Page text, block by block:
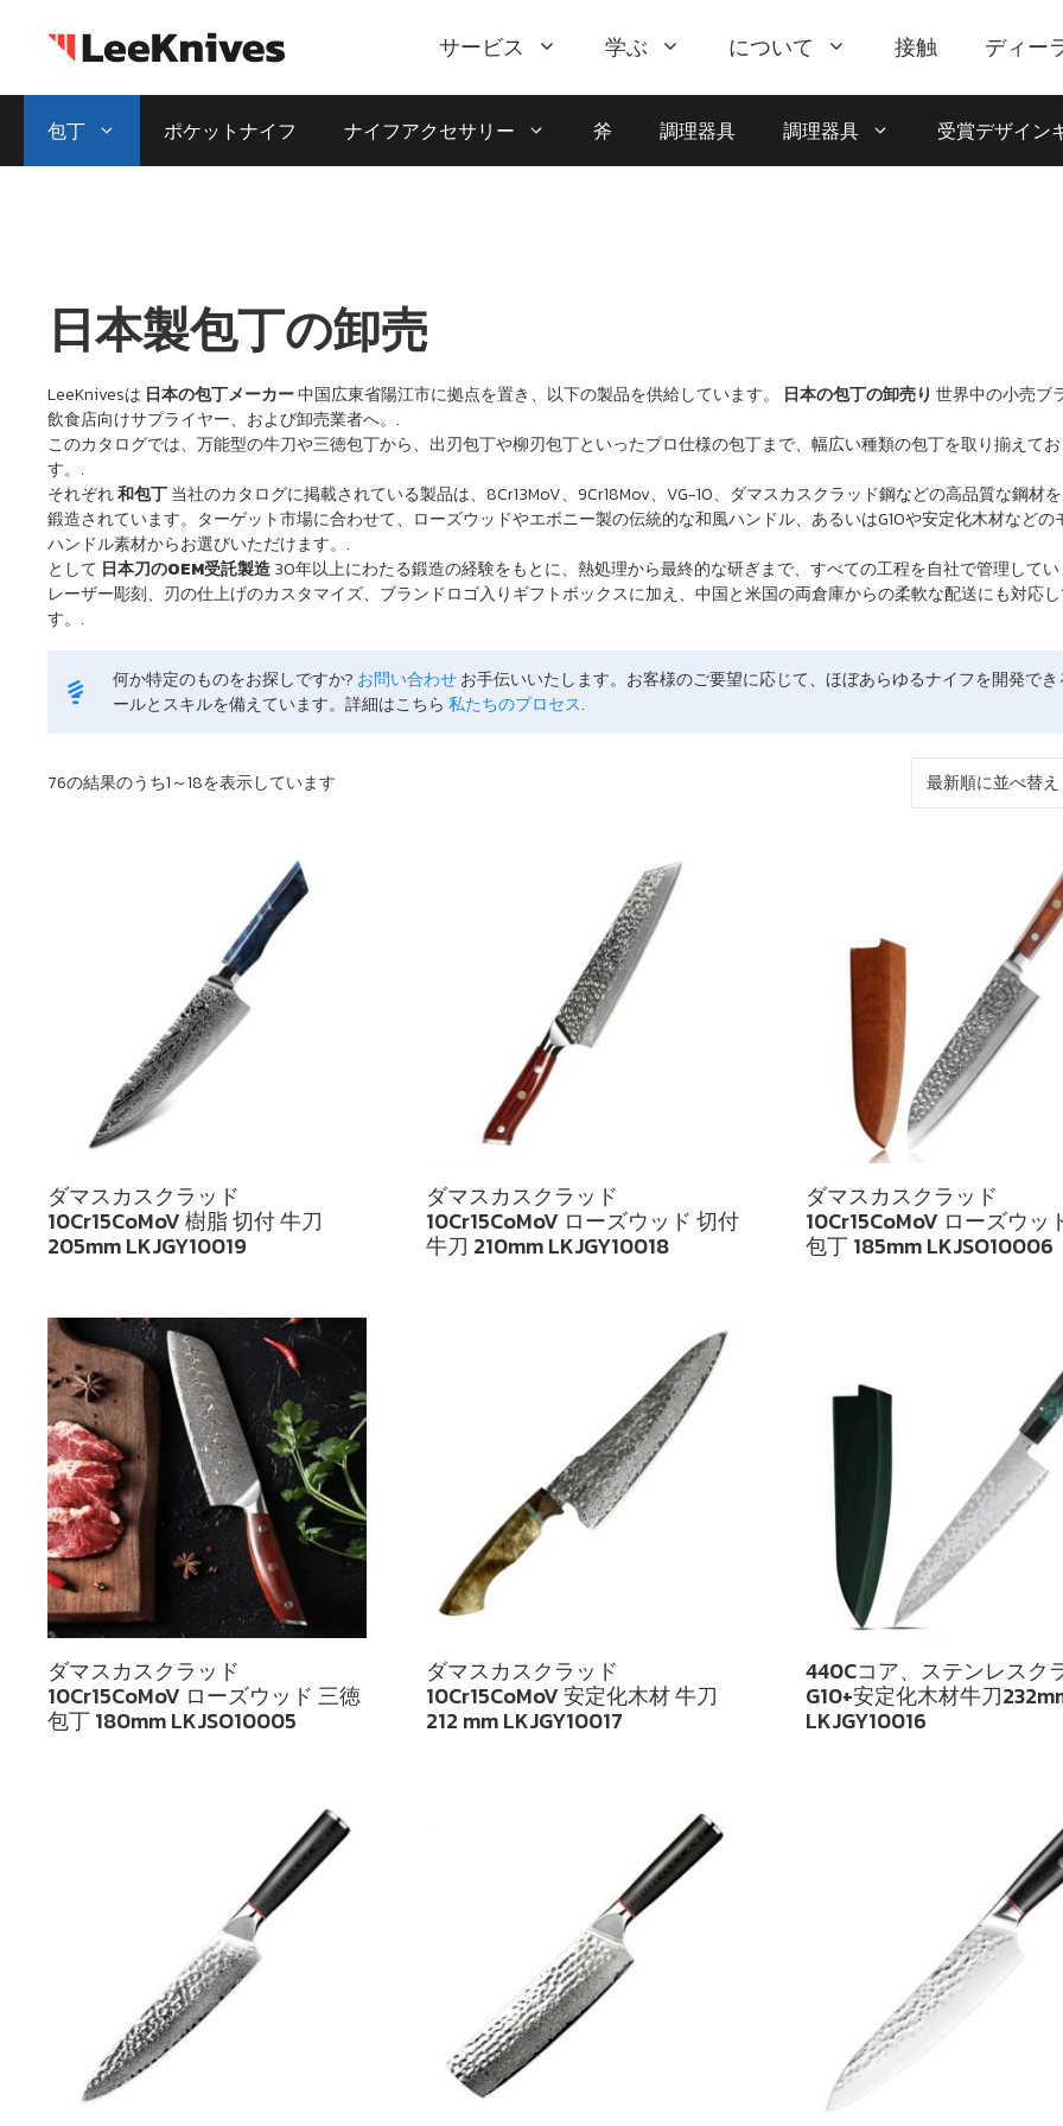
に
サービス 学ぶ について 接触 ディー
包丁 ポケットナイフ ナイフアクセサリー 斧 調理器具 調理器具 受賞デザイン
日本製包丁の卸売
LeeKnivesは 日本の包丁メーカー中国広東省陽江市に拠点を置き、以下の製品を供給しています。 日本の包丁の卸売り 世界中の小売ブ
飲食店向けサプライヤー、および卸売業者へ。.
このカタログでは、万能型の牛刀や三徳包丁から、出刃包丁や柳刃包丁といったプロ仕様の包丁まで、幅広い種類の包丁を取り揃えて
す。.
それぞれ和包丁当社のカタログに掲載されている製品は、8Cr13MoV、9Cr18Mov、VG-10、ダマスカスクラッド鋼などの高品質な鋼材
鍛造されています。ターゲット市場に合わせて、ローズウッドやエボニー製の伝統的な和風ハンドル、あるいはG10や安定化木材などの
ハンドル素材からお選びいただけます。.
として 日本刀のOEM受託製造30年以上にわたる鍛造の経験をもとに、熱処理から最終的な研ぎまで、すべての工程を自社で管理して
レーザー彫刻、刃の仕上げのカスタマイズ、ブランドロゴ入りギフトボックスに加え、中国と米国の両倉庫からの柔軟な配送にも対応
す。.
何か特定のものをお探しですか? お問い合わせお手伝いいたします。お客様のご要望に応じて、ほぼあらゆるナイフを開発でき
ールとスキルを備えています。詳細はこちら 私たちのプロセス.
76の結果のうち1～18を表示しています
ダマスカスクラッド
10Cr15CoMoV 樹脂 切付 牛刀
205mm LKJGY10019
ダマスカスクラッド
10Cr15CoMoV ローズウッド 切付
牛刀 210mm LKJGY10018
ダマスカスクラッド
10Cr15CoMoV ローズウッ
包丁 185mm LKJSO10006
ダマスカスクラッド
10Cr15CoMoV ローズウッド 三徳
包丁 180mm LKJSO10005
ダマスカスクラッド
10Cr15CoMoV 安定化木材 牛刀
212 mm LKJGY10017
440Cコア、ステンレスク
G10+安定化木材牛刀
LKJGY10016